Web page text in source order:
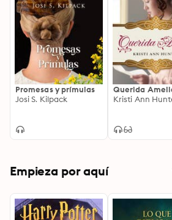
Promesas y prímulas
Josi S. Kilpack
Querida
Kristi Ann
Empieza por aquí